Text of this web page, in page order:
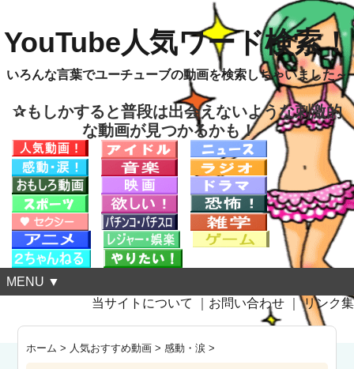
YouTube人気ワード検索！
いろんな言葉でユーチューブの動画を検索しちゃいました～
✰もしかすると普段は出会えないような刺激的
な動画が見つかるかも！
MENU ▼
当サイトについて
お問い合わせ ｜リンク集
ホーム > 人気おすすめ動画 >感動・涙 >